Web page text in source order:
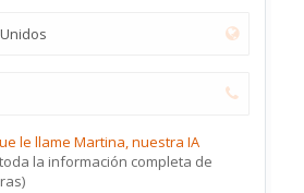
le llame Martina, nuestra IA
la información completa de